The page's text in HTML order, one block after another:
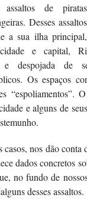
assaltos de
Desses
a sua ilha
e capital,
e despojada de
Os espaços
“espoliamentos”.
e alguns de
nos dão conta
dados concretos
no fundo de
desses assaltos.